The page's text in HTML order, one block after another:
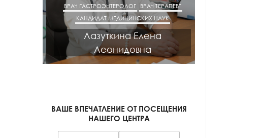
ВРАЧ ГАСТРОЭНТЕРОЛОГ
ВРАЧ ТЕРАПЕВТ
КАНДИДАТ МЕДИЦИНСКИХ НАУК
Лазуткина Елена
Леонидовна
ВАШЕ ВПЕЧАТЛЕНИЕ ОТ ПОСЕЩЕНИЯ
НАШЕГО ЦЕНТРА